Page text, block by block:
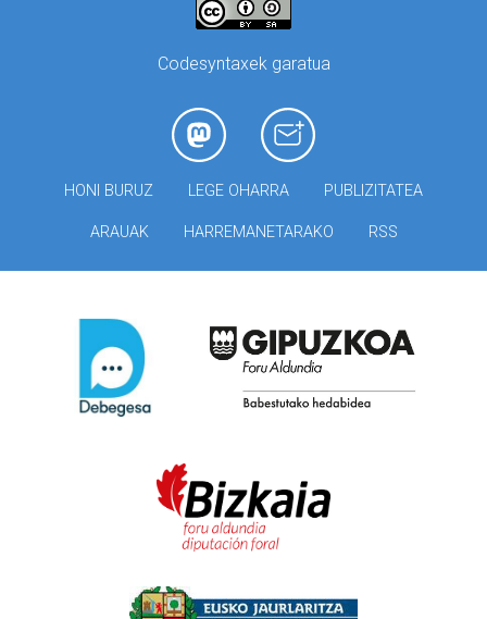
Codesyntaxek garatua
HONI BURUZ LEGE OHARRA PUBLIZITATEA
ARAUAK HARREMANETARAKO RSS